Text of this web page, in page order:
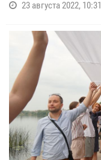
23 августа 2022, 10:31